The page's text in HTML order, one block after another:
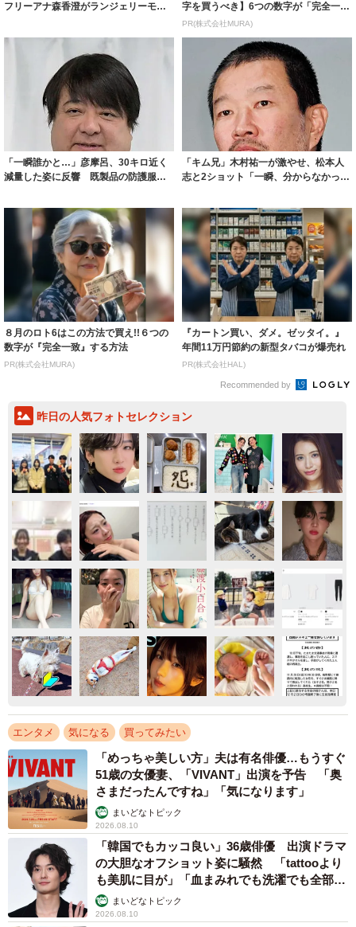
フリーアナ森香澄がランジェリーモデ
字を買うべき】6つの数字が「完全一
致」する方...
PR(株式会社MURA)
「一瞬誰かと…」彦摩呂、30キロ近く
減量した姿に反響 既製品の防護服が
「キム兄」木村祐一が激やせ、松本人
志と2ショット「一瞬、分からなかった
８月のロト6はこの方法で買え!!６つの
数字が『完全一致』する方法
PR(株式会社MURA)
『カートン買い、ダメ。ゼッタイ。』
年間11万円節約の新型タバコが爆売れ
PR(株式会社HAL)
Recommended by
昨日の人気フォトセレクション
エンタメ 気になる 買ってみたい
「めっちゃ美しい方」夫は有名俳優…もうすぐ
51歳の女優妻、「VIVANT」出演を予告 「奥
さまだったんですね」「気になります」
まいどなトピック
2026.08.10
「韓国でもカッコ良い」36歳俳優 出演ドラマ
の大胆なオフショット姿に騒然 「tattooより
も美肌に目が」「血まみれでも洗濯でも全部か
っこいい」
まいどなトピック
2026.08.10